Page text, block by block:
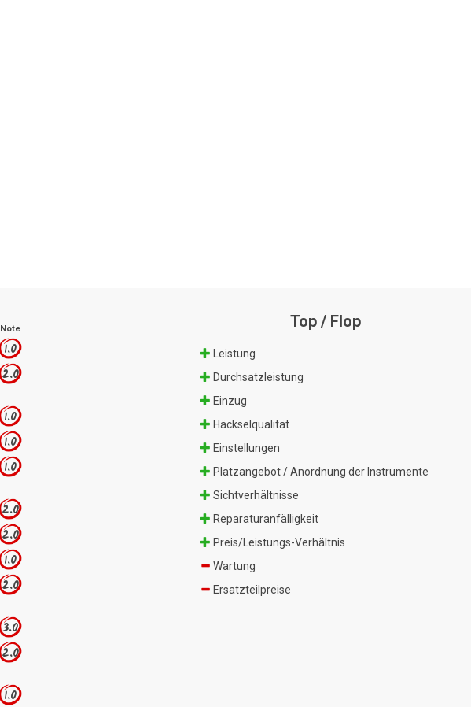
Note
1.0
2.0
1.0
1.0
1.0
2.0
2.0
1.0
2.0
3.0
2.0
1.0
Top / Flop
Leistung
Durchsatzleistung
Einzug
Häckselqualität
Einstellungen
Platzangebot / Anordnung der Instrumente
Sichtverhältnisse
Reparaturanfälligkeit
Preis/Leistungs-Verhältnis
Wartung
Ersatzteilpreise